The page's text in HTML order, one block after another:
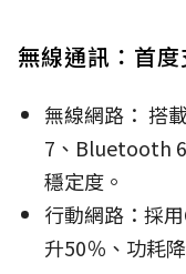
無線通訊：首
無線網路： 搭
7、Bluetooth
穩定度。
行動網路：採
升50％、功耗